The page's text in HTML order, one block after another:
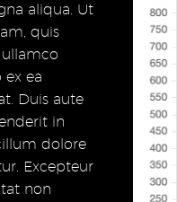
aliqua. Ut
quis
ea
Duis aute
in
dolore
Excepteur
non